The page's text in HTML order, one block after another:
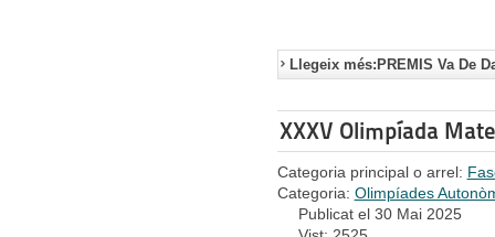
Llegeix més:PREMIS Va De
XXXV Olimpíada
Categoria principal o arrel:
Categoria: Olimpíades
Publicat el 30 Mai 2025